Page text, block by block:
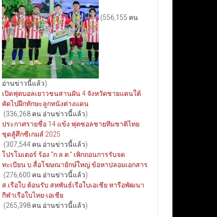
(556,155 คน
อ่านข่าวนี้แล้ว)
เปิดฟุตบอลเยาวชนสานฝัน 4 จังหวัดชายแดนใต้
คัดไปฝึกทักษะลูกหนังต่างแดน
(336,268 คน อ่านข่าวนี้แล้ว)
ประกาศรายชื่อ 14 แข้ง ฟุตซอลชายทีมชาติไทย
ชุดสู้ศึกซีเกมส์ 2025
(307,544 คน อ่านข่าวนี้แล้ว)
โปรโมเตอร์ ร้อง “ก.ล.ต.” เพิกถอนการรับจด
ทะเบียน บ.สื่อโฆษณายักษ์ใหญ่ ข้อหาปลอมเอกสาร
(276,600 คน อ่านข่าวนี้แล้ว)
ส.เรือใบ ต้อนรับ สหพันธ์เรือใบเอเชีย หารือพัฒนา
กีฬาเรือใบไทย-เอเชีย
(265,398 คน อ่านข่าวนี้แล้ว)